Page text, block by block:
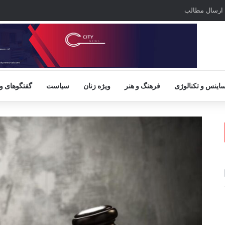
ارسال مطالب
و تکنالوژی فرهنگ و هنر ویژه زنان سیاست گفتگوهای